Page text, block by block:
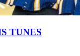
TUNES